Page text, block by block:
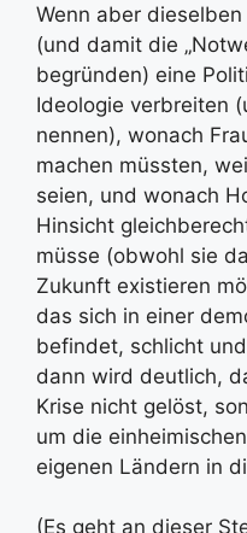
Wenn aber
(und damit die
begründen) eine
Ideologie verbreiten
nennen), wonach
machen müssten,
seien, und wonach
Hinsicht
müsse (obwohl sie
Zukunft existieren
das sich in einer
befindet, schlicht
dann wird deutlich,
Krise nicht gelöst,
um die
eigenen Ländern in
(Es geht an dieser